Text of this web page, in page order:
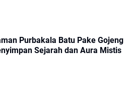
Purbakala Batu Pake Gojeng
Sejarah dan Aura Mistis